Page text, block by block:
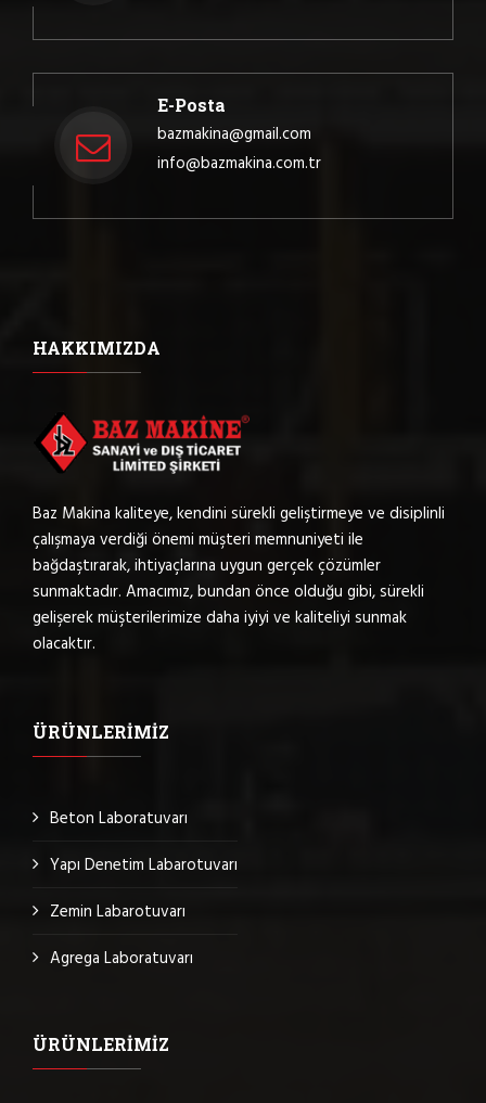
E-Posta
bazmakina@gmail.com
info@bazmakina.com.tr
HAKKIMIZDA
Baz Makina kaliteye, kendini sürekli geliştirmeye ve disiplinli
çalışmaya verdiği önemi müşteri memnuniyeti ile
bağdaştırarak, ihtiyaçlarına uygun gerçek çözümler
sunmaktadır. Amacımız, bundan önce olduğu gibi, sürekli
gelişerek müşterilerimize daha iyiyi ve kaliteliyi sunmak
olacaktır.
ÜRÜNLERIMIZ
Beton Laboratuvarı
Yapı Denetim Labarotuvarı
Zemin Labarotuvarı
Agrega Laboratuvarı
ÜRÜNLERIMIZ